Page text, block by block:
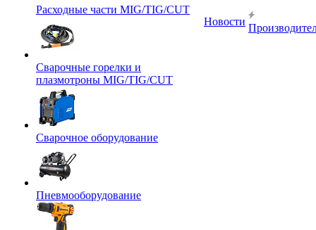
Расходные части MIG/TIG/CUT
Сварочные горелки и
плазмотроны MIG/TIG/CUT
Сварочное оборудование
Пневмооборудование
Новости